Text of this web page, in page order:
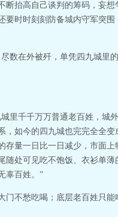
断抬高自己谈判的筹码，妄想
要时时刻刻防备城内守军突围
数在外被歼，单凭四九城里
里千千万万普通老百姓，城
如今的四九城也完完全全变
存量一日比一日减少，市面上
随处可见吃不饱饭、衣衫单薄
辜百姓。”
门不愁吃喝；底层老百姓只能